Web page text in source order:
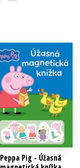
Peppa Pig - Úžasná